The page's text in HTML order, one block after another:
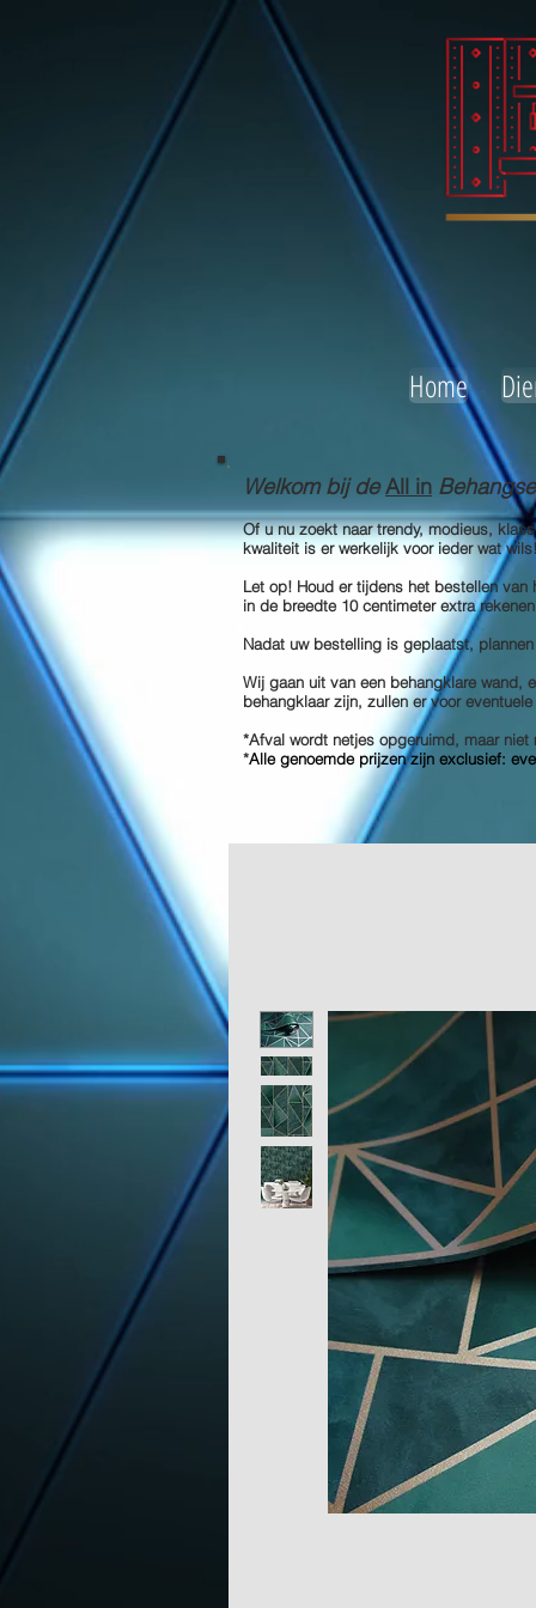
Home
Welkom bij deAll in
Of u nu zoekt naar trendy, modieus,
kwaliteit is er werkelijk voor ieder wat
Let op! Houd er tijdens het bestellen
in de breedte 10 centimeter extra
Nadat uw bestelling is geplaatst,
Wij gaan uit van een behangklare wand,
behangklaar zijn, zullen er voor
*Afval wordt netjes opgeruimd, maar niet
*Alle genoemde prijzen zijn exclusief: